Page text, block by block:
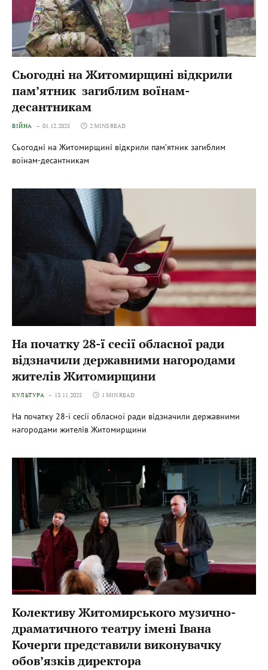
Сьогодні на Житомирщині відкрили
пам’ятник загиблим воїнам-
десантникам
ВІЙНА 01.12.2025 2 MINS READ
Сьогодні на Житомирщині відкрили пам’ятник загиблим
воїнам-десантникам
На початку 28-ї сесії обласної ради
відзначили державними нагородами
жителів Житомирщини
КУЛЬТУРА 13.11.2025 1 MIN READ
На початку 28-ї сесії обласної ради відзначили державними
нагородами жителів Житомирщини
Колективу Житомирського музично-
драматичного театру імені Івана
Кочерги представили виконувачку
обов’язків директора